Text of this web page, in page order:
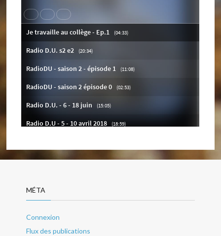
MÉTA
Connexion
Flux des publications